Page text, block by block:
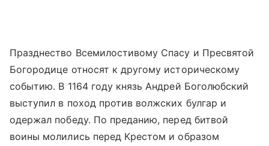
Празднество Всемилостивому Спасу и Пресвятой
Богородице относят к другому историческому
событию. В 1164 году князь Андрей Боголюбский
выступил в поход против волжских булгар и
одержал победу. По преданию, перед битвой
воины молились перед Крестом и образом